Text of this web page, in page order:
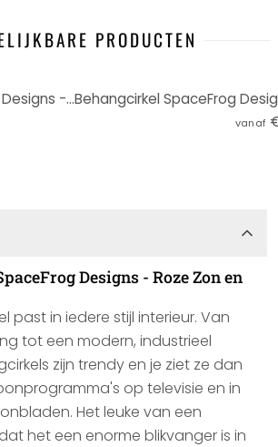
PRODUCTEN
Behangcirkel Vliegende kraanvogels - SpaceFrog Designs - vliesbehang/zelfklevend vliesbehang
vanaf
Designs - Roze Zon en
past in iedere stijl interieur. Van
tot een modern, industrieel
zijn trendy en je ziet ze dan
op televisie en in
Het leuke van een
het een enorme blikvanger is in